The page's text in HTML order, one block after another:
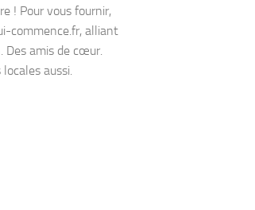
! Pour vous fournir,
commence.fr, alliant
Des amis de cœur.
aussi.